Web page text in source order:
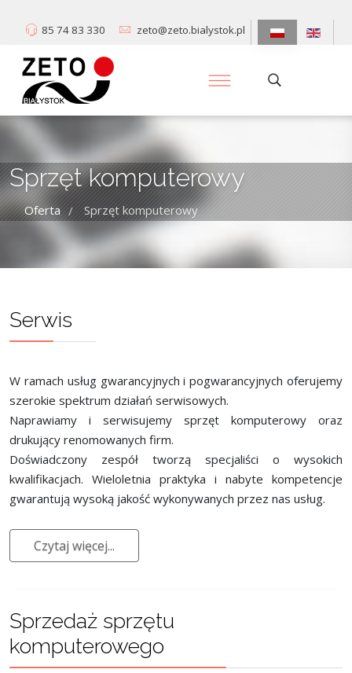
85 74 83 330 zeto@zeto.bialystok.pl
Sprzęt komputerowy
Oferta / Sprzęt komputerowy
Serwis
W ramach usług gwarancyjnych i pogwarancyjnych oferujemy
szerokie spektrum działań serwisowych.
Naprawiamy i serwisujemy sprzęt komputerowy oraz
drukujący renomowanych firm.
Doświadczony zespół tworzą specjaliści o wysokich
kwalifikacjach. Wieloletnia praktyka i nabyte kompetencje
gwarantują wysoką jakość wykonywanych przez nas usług.
Czytaj więcej...
Sprzedaż sprzętu
komputerowego